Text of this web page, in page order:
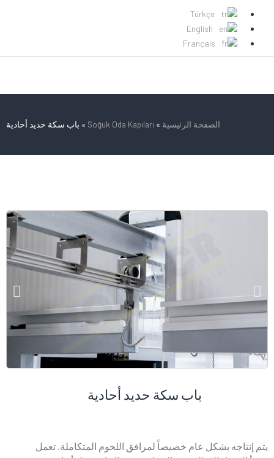
Türkçe
English
Français
الصفحة الرئيسية»
Soğuk Oda Kapıları
»باب سكة حديد أحادية
باب سكة حديد أحادية
بشكل عام خصيصاً لمرافق اللحوم المتكاملة. تعمل